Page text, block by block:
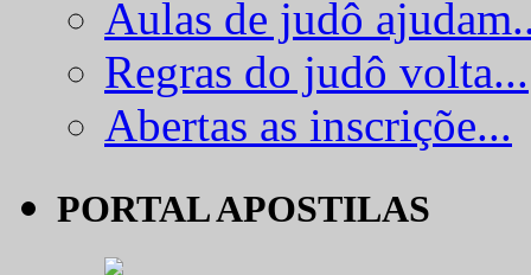
Aulas de judô
Regras do judô volta...
Abertas as inscriçõe...
PORTAL APOSTILAS